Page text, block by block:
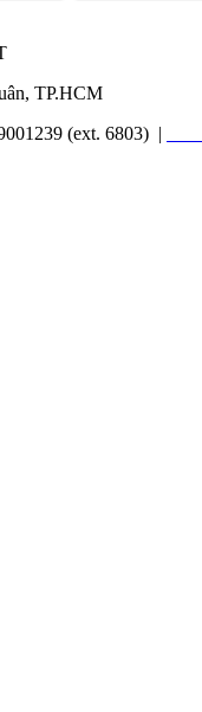
TP.HCM
(ext. 6803) |